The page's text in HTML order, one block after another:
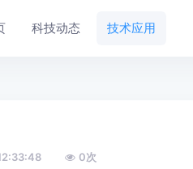
科技动态 技术应用
0次